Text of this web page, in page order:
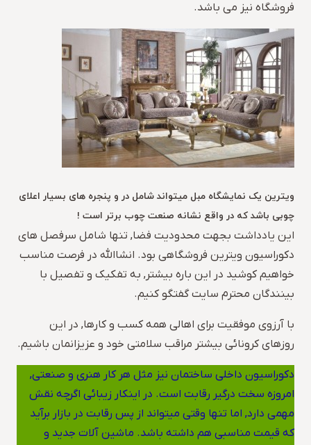
فروشگاه نیز می باشد.
ویترین یک نمایشگاه مبل میتواند شامل در و پنجره های بسیار اعلای
چوبی باشد که در واقع نشانه صنعت چوب برتر است !
این یادداشت بجهت محدودیت فضا, تنها شامل سرفصل های
دکوراسیون ویترین فروشگاهی بود. انشاالله در فرصت مناسب
خواهیم کوشید در این باره بیشتر, به تفکیک و تفصیل با
بینندگان محترم سایت گفتگو کنیم.
با آرزوی موفقیت برای اهالی همه کسب و کارها, در این
روزهای کرونائی بیشتر مراقب سلامتی خود و عزیزانمان باشیم.
دکوراسیون داخلی ساختمان نیز مثل هر کار هنری و صنعتی,
امروزه سخت درگیر رقابت است. در اینکار زیبائی اگرچه نقش
مهمی دارد, اما تنها وقتی میتواند از پس رقابت در بازار برآید
که قیمت مناسبی هم داشته باشد. ماشین آلات جدید و